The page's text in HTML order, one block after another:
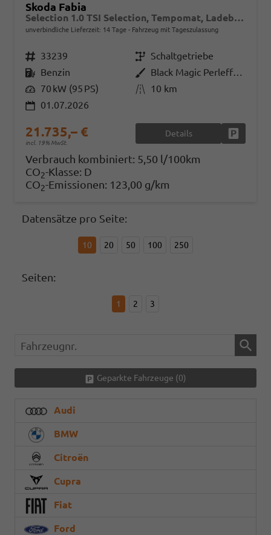
Skoda Fabia
Selection 1.0 TSI Selection, Tempomat, Ladeboden, Park, Winterpaket, SmartLink, 4-J Garantie
unverbindliche Lieferzeit: 14 Tage Fahrzeug mit Tageszulassung
Fahrzeugnr. 33239 GetriebeSchaltgetriebe
Kraftstoff Benzin Außenfarbe
Black Magic Perleffekt
Leistung 70 kW (95 PS) Kilometerstand 10 km
01.07.2026
21.735,– €
incl. 19% MwSt.
Details
Verbrauch kombiniert: 5,50 l/100km
CO2-Klasse: D
CO2-Emissionen: 123,00 g/km
Datensätze pro Seite:
10 20 50 100 250
Seiten:
1 2 3
Fahrzeugnr.
Geparkte Fahrzeuge (0)
Audi
BMW
Citroën
Cupra
Fiat
Ford